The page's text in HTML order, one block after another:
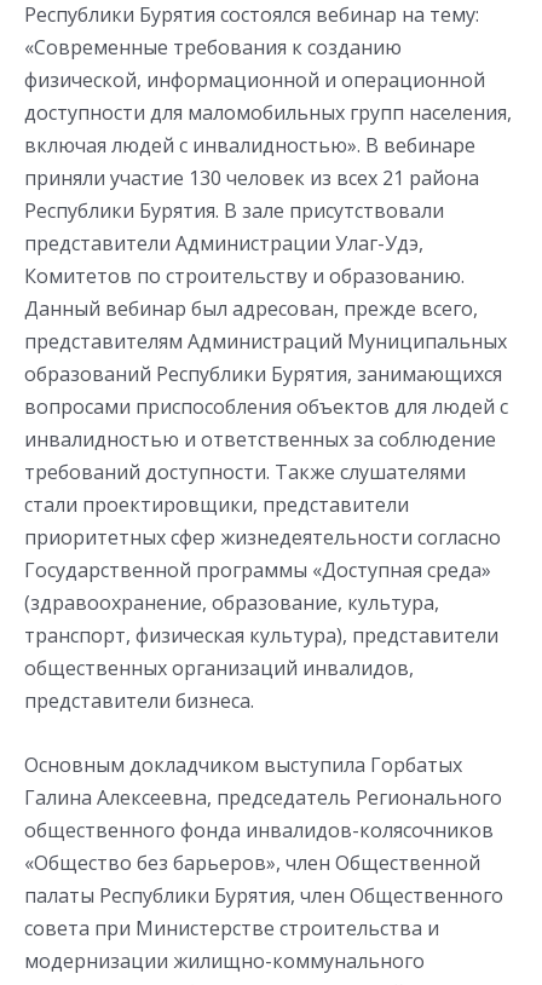
Республики Бурятия состоялся вебинар на тему:
«Современные требования к созданию
физической, информационной и операционной
доступности для маломобильных групп населения,
включая людей с инвалидностью». В вебинаре
приняли участие 130 человек из всех 21 района
Республики Бурятия. В зале присутствовали
представители Администрации Улаг-Удэ,
Комитетов по строительству и образованию.
Данный вебинар был адресован, прежде всего,
представителям Администраций Муниципальных
образований Республики Бурятия, занимающихся
вопросами приспособления объектов для людей с
инвалидностью и ответственных за соблюдение
требований доступности. Также слушателями
стали проектировщики, представители
приоритетных сфер жизнедеятельности согласно
Государственной программы «Доступная среда»
(здравоохранение, образование, культура,
транспорт, физическая культура), представители
общественных организаций инвалидов,
представители бизнеса.
Основным докладчиком выступила Горбатых
Галина Алексеевна, председатель Регионального
общественного фонда инвалидов-колясочников
«Общество без барьеров», член Общественной
палаты Республики Бурятия, член Общественного
совета при Министерстве строительства и
модернизации жилищно-коммунального